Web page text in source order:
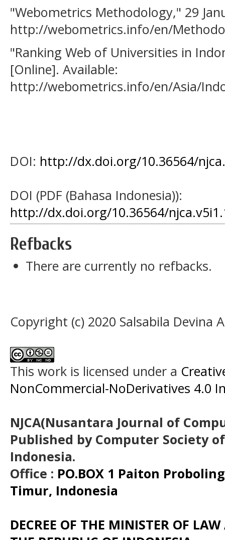
"Webometrics Methodology," 29
http://webometrics.info/en/
"Ranking Web of Universities in
[Online]. Available:
http://webometrics.info/en/Asia/
DOI: http://dx.doi.org/10.36564/
DOI (PDF (Bahasa Indonesia)):
http://dx.doi.org/10.36564/
Refbacks
There are currently no refbacks.
Copyright (c) 2020 Salsabila Devina
This work is licensed under a
NonCommercial-NoDerivatives 4.0
NJCA(Nusantara Journal of
Published by Computer Society
Indonesia.
Office : PO.BOX 1 Paiton
Timur, Indonesia
DECREE OF THE MINISTER OF